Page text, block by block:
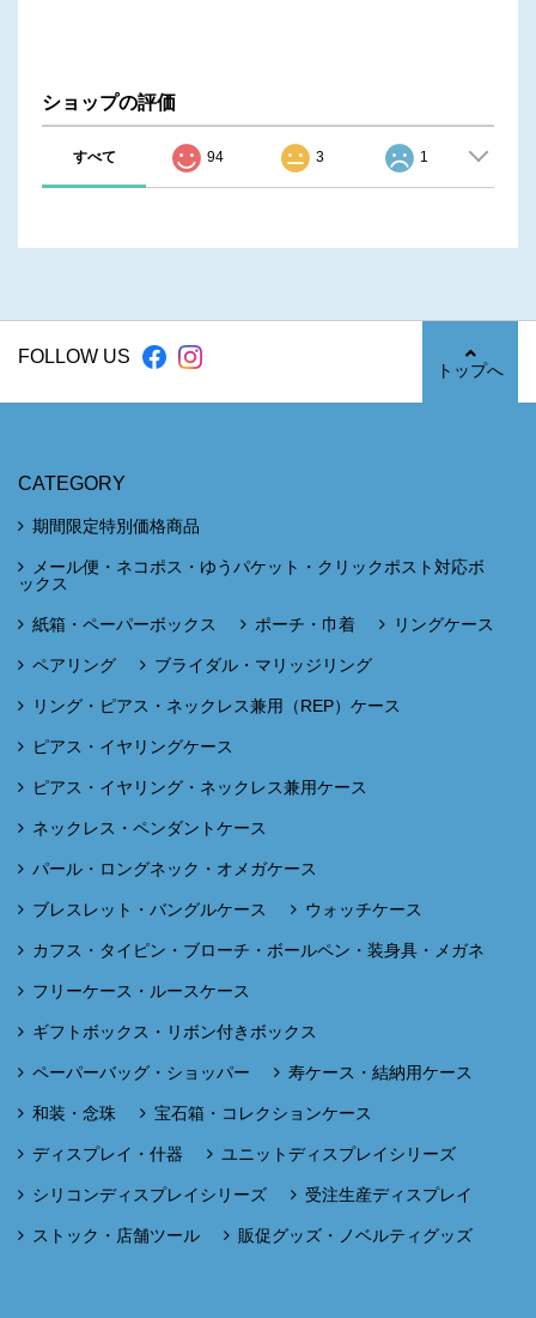
ショップの評価
すべて 94 3 1
FOLLOW US
トップへ
CATEGORY
期間限定特別価格商品
メール便・ネコポス・ゆうパケット・クリックポスト対応ボ
ックス
紙箱・ペーパーボックス ポーチ・巾着 リングケース
ペアリング ブライダル・マリッジリング
リング・ピアス・ネックレス兼用（REP）ケース
ピアス・イヤリングケース
ピアス・イヤリング・ネックレス兼用ケース
ネックレス・ペンダントケース
パール・ロングネック・オメガケース
ブレスレット・バングルケース ウォッチケース
カフス・タイピン・ブローチ・ボールペン・装身具・メガネ
フリーケース・ルースケース
ギフトボックス・リボン付きボックス
ペーパーバッグ・ショッパー 寿ケース・結納用ケース
和装・念珠 宝石箱・コレクションケース
ディスプレイ・什器 ユニットディスプレイシリーズ
シリコンディスプレイシリーズ 受注生産ディスプレイ
ストック・店舗ツール 販促グッズ・ノベルティグッズ